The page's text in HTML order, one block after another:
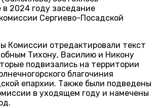
в 2024 году заседание
Сергиево-Посадской
Комиссии отредактировали текст
Тихону, Василию и Никону
подвизались на территории
благочиния
епархии. Также были подведены
в уходящем году и намечены